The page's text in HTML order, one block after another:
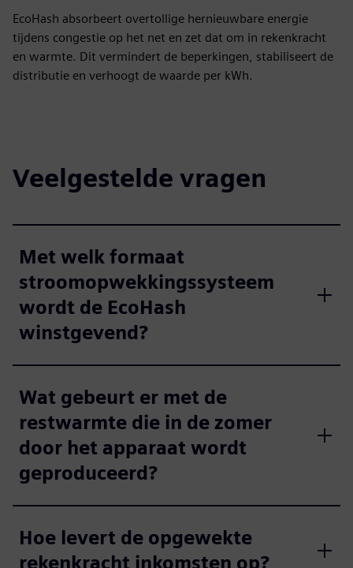
EcoHash absorbeert overtollige hernieuwbare energie
tijdens congestie op het net en zet dat om in rekenkracht
en warmte. Dit vermindert de beperkingen, stabiliseert de
distributie en verhoogt de waarde per kWh.
Veelgestelde vragen
Met welk formaat
stroomopwekkingssysteem
wordt de EcoHash
winstgevend?
Wat gebeurt er met de
restwarmte die in de zomer
door het apparaat wordt
geproduceerd?
Hoe levert de opgewekte
rekenkracht inkomsten op?